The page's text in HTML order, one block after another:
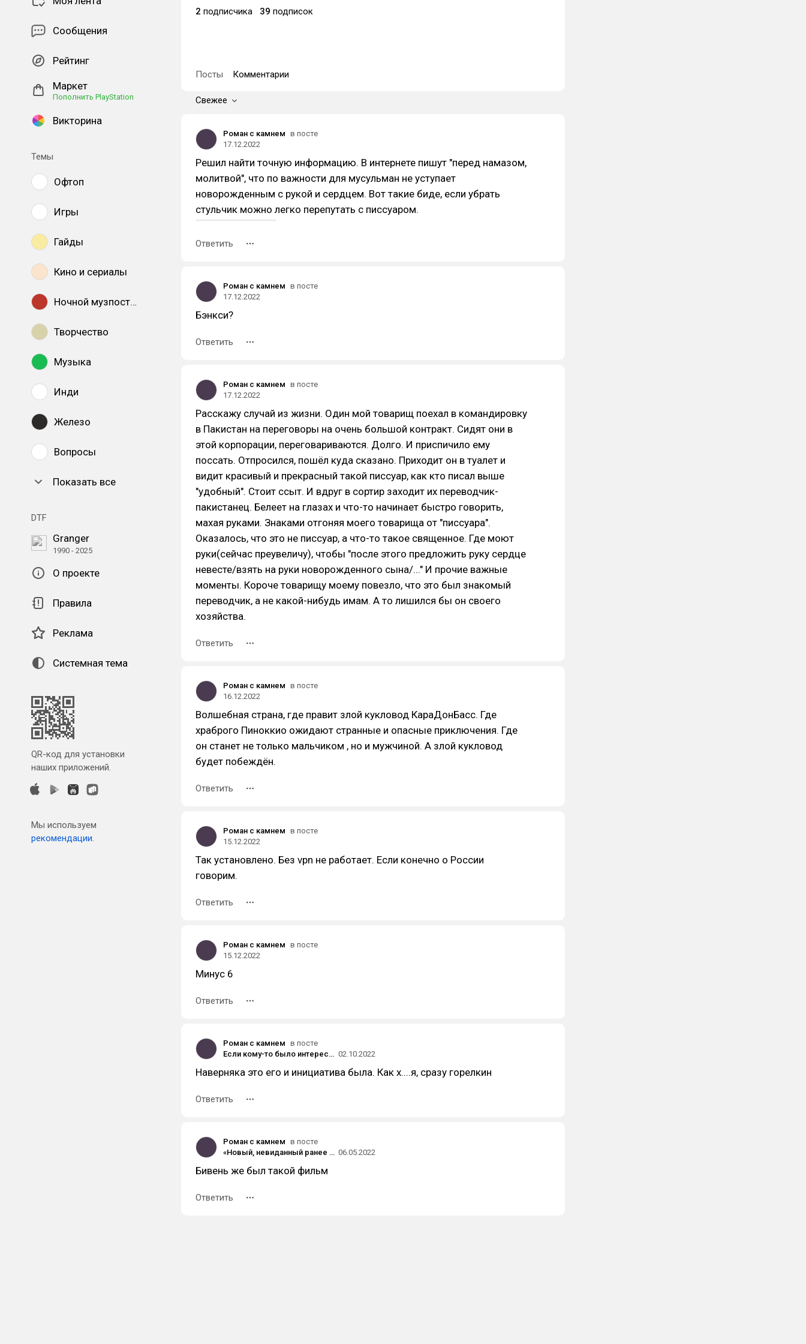
Сообщения
Рейтинг
Маркет
Пополнить PlayStation
Викторина
Темы
Офтоп
Игры
Гайды
Кино и сериалы
Ночной музпостинг
Творчество
Музыка
Инди
Железо
Вопросы
Показать все
DTF
Granger
1990 - 2025
О проекте
Правила
Реклама
Системная тема
QR-код для установки
наших приложений.
Мы используем
рекомендации.
2 подписчика 39 подписок
Посты Комментарии
Свежее
Роман с камнем в посте
17.12.2022
Решил найти точную информацию. В интернете пишут "перед намазом,
молитвой", что по важности для мусульман не уступает
новорожденным с рукой и сердцем. Вот такие биде, если убрать
стульчик можно легко перепутать с писсуаром.
Ответить
Роман с камнем в посте
17.12.2022
Бэнкси?
Ответить
Роман с камнем в посте
17.12.2022
Расскажу случай из жизни. Один мой товарищ поехал в командировку
в Пакистан на переговоры на очень большой контракт. Сидят они в
этой корпорации, переговариваются. Долго. И приспичило ему
поссать. Отпросился, пошёл куда сказано. Приходит он в туалет и
видит красивый и прекрасный такой писсуар, как кто писал выше
"удобный". Стоит ссыт. И вдруг в сортир заходит их переводчик-
пакистанец. Белеет на глазах и что-то начинает быстро говорить,
махая руками. Знаками отгоняя моего товарища от "писсуара".
Оказалось, что это не писсуар, а что-то такое священное. Где моют
руки(сейчас преувеличу), чтобы "после этого предложить руку сердце
невесте/взять на руки новорожденного сына/..." И прочие важные
моменты. Короче товарищу моему повезло, что это был знакомый
переводчик, а не какой-нибудь имам. А то лишился бы он своего
хозяйства.
Ответить
Роман с камнем в посте
16.12.2022
Волшебная страна, где правит злой кукловод КараДонБасс. Где
храброго Пиноккио ожидают странные и опасные приключения. Где
он станет не только мальчиком , но и мужчиной. А злой кукловод
будет побеждён.
Ответить
Роман с камнем в посте
15.12.2022
Так установлено. Без vpn не работает. Если конечно о России
говорим.
Ответить
Роман с камнем в посте
15.12.2022
Минус 6
Ответить
Роман с камнем в посте
Если кому-то было интересно 02.10.2022
Наверняка это его и инициатива была. Как х....я, сразу горелкин
Ответить
Роман с камнем в посте
«Новый, невиданный ранее орган»: первый трейлер «Преступлений будущего» Дэвида Кроненберга 06.05.2022
Бивень же был такой фильм
Ответить